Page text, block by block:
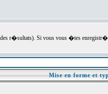
r�sultats). Si vous vous �tes
Mise en forme et